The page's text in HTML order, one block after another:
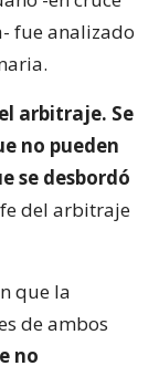
fue analizado
arbitraje. Se
no pueden
se desbordó
del arbitraje
que la
de ambos
no